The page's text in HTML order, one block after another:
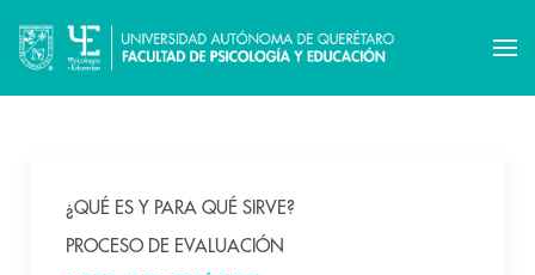
¿QUÉ ES Y PARA QUÉ SIRVE?
PROCESO DE EVALUACIÓN